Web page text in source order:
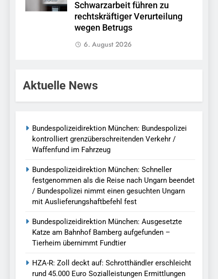
Schwarzarbeit führen zu
rechtskräftiger Verurteilung
wegen Betrugs
6. August 2026
Aktuelle News
Bundespolizeidirektion München: Bundespolizei
kontrolliert grenzüberschreitenden Verkehr /
Waffenfund im Fahrzeug
Bundespolizeidirektion München: Schneller
festgenommen als die Reise nach Ungarn beendet
/ Bundespolizei nimmt einen gesuchten Ungarn
mit Auslieferungshaftbefehl fest
Bundespolizeidirektion München: Ausgesetzte
Katze am Bahnhof Bamberg aufgefunden –
Tierheim übernimmt Fundtier
HZA-R: Zoll deckt auf: Schrotthändler erschleicht
rund 45.000 Euro Sozialleistungen Ermittlungen